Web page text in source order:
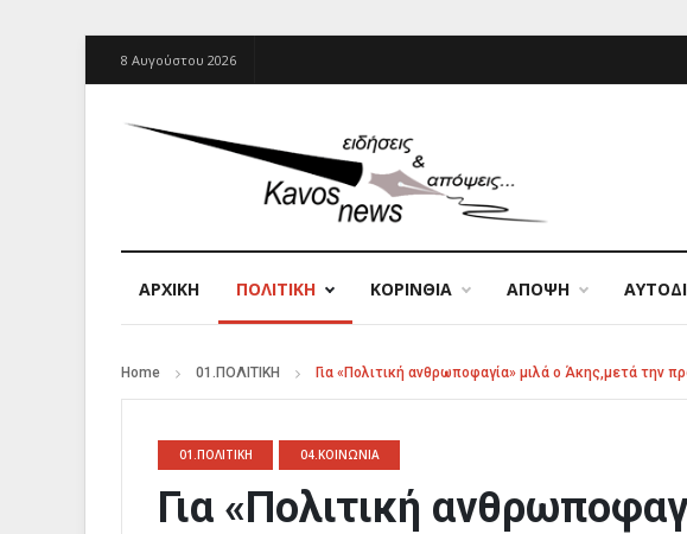
8 Αυγούστου 2026
ΑΡΧΙΚΉ ΠΟΛΙΤΙΚΗ ΚΟΡΙΝΘΙΑ ΑΠΟΨΗ
Home 01.ΠΟΛΙΤΙΚΗ Για «Πολιτική ανθρωποφαγία» μιλά ο Άκης,μετά την
01.ΠΟΛΙΤΙΚΗ 04.ΚΟΙΝΩΝΙΑ
Για «Πολιτική